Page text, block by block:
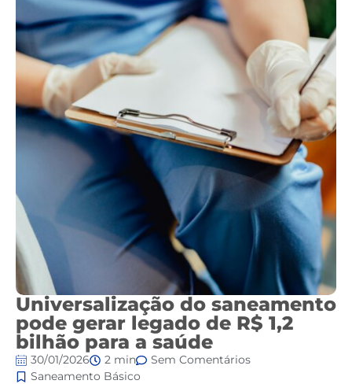
Universalização do saneamento
pode gerar legado de R$ 1,2
bilhão para a saúde
30/01/2026 2 min
Sem Comentários
Saneamento Básico